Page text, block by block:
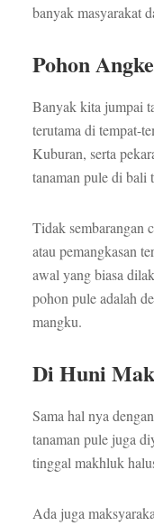
banyak masyarakat
Pohon
Banyak kita jumpai
terutama di tempat-
Kuburan, serta
tanaman pule di bali
Tidak sembarangan
atau pemangkasan
awal yang biasa
pohon pule adalah
mangku.
Di Huni
Sama hal nya
tanaman pule juga
tinggal makhluk
Ada juga